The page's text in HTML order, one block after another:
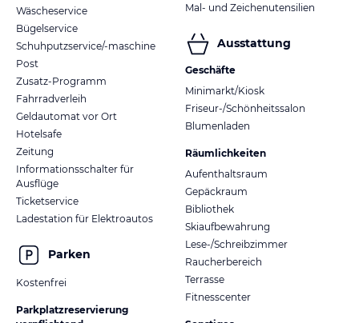
Wäscheservice
Bügelservice
Schuhputzservice/-maschine
Post
Zusatz-Programm
Fahrradverleih
Geldautomat vor Ort
Hotelsafe
Zeitung
Informationsschalter für
Ausflüge
Ticketservice
Ladestation für Elektroautos
Parken
Kostenfrei
Parkplatzreservierung
Mal- und Zeichenutensilien
Ausstattung
Geschäfte
Minimarkt/Kiosk
Friseur-/Schönheitssalon
Blumenladen
Räumlichkeiten
Aufenthaltsraum
Gepäckraum
Bibliothek
Skiaufbewahrung
Lese-/Schreibzimmer
Raucherbereich
Terrasse
Fitnesscenter